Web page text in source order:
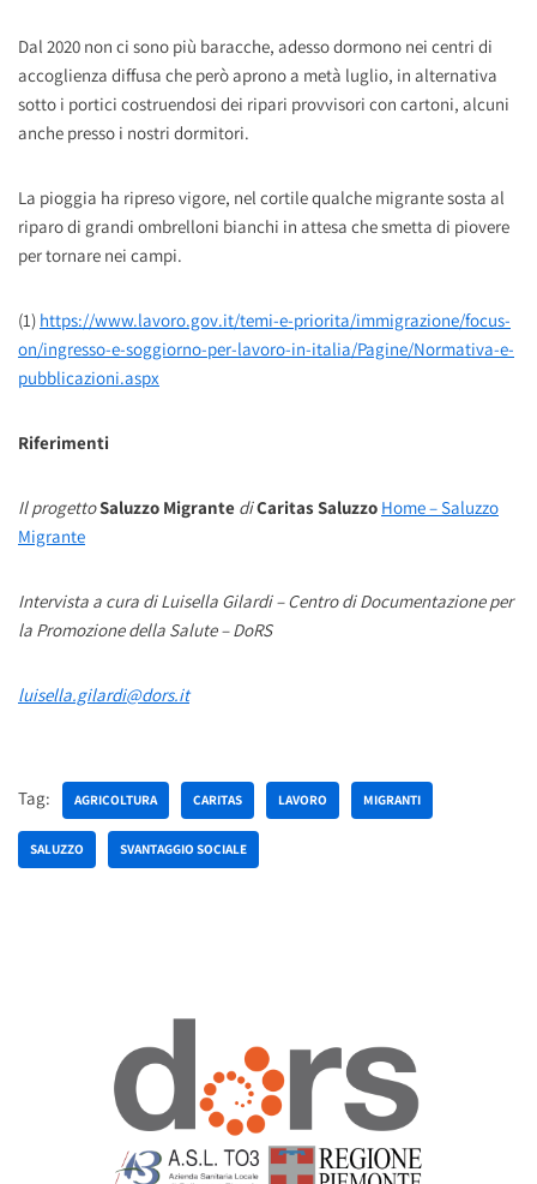
Dal 2020 non ci sono più baracche, adesso dormono nei centri di
accoglienza diffusa che però aprono a metà luglio, in alternativa
sotto i portici costruendosi dei ripari provvisori con cartoni, alcuni
anche presso i nostri dormitori.
La pioggia ha ripreso vigore, nel cortile qualche migrante sosta al
riparo di grandi ombrelloni bianchi in attesa che smetta di piovere
per tornare nei campi.
(1) https://www.lavoro.gov.it/temi-e-priorita/immigrazione/focus-
on/ingresso-e-soggiorno-per-lavoro-in-italia/Pagine/Normativa-e-
pubblicazioni.aspx
Riferimenti
Il progettoSaluzzo Migrante diCaritas Saluzzo Home – Saluzzo
Migrante
Intervista a cura di Luisella Gilardi – Centro di Documentazione per
la Promozione della Salute – DoRS
luisella.gilardi@dors.it
Tag: AGRICOLTURA CARITAS LAVORO MIGRANTI
SALUZZO SVANTAGGIO SOCIALE